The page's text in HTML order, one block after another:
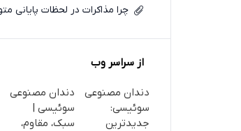
چرا مذاکرات در لحظات پایانی
از سراسر وب
دندان مصنوعی
سوئیسی:
جدیدترین
دندان مصنوعی
سوئیسی |
سبک، مقاوم،